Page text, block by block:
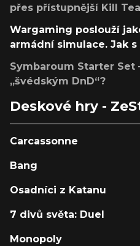
přes přístupnější Kill
Wargaming poslouží
armádní simulace. Jak
Symbaroum Starter Set
„švédským DnD“?
Deskové hry -
Carcassonne
Bang
Osadníci z Katanu
7 divů světa: Duel
Monopoly